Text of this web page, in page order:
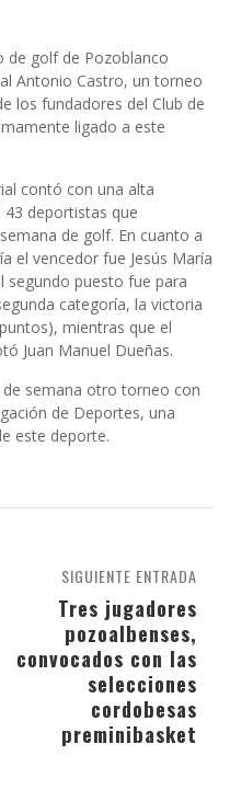
de golf de Pozoblanco
Antonio Castro, un torneo
los fundadores del Club de
ligado a este
contó con una alta
deportistas que
de golf. En cuanto a
el vencedor fue Jesús María
segundo puesto fue para
categoría, la victoria
mientras que el
Juan Manuel Dueñas.
semana otro torneo con
de Deportes, una
este deporte.
SIGUIENTE ENTRADA
Tres jugadores
pozoalbenses,
convocados con las
selecciones
cordobesas
preminibasket